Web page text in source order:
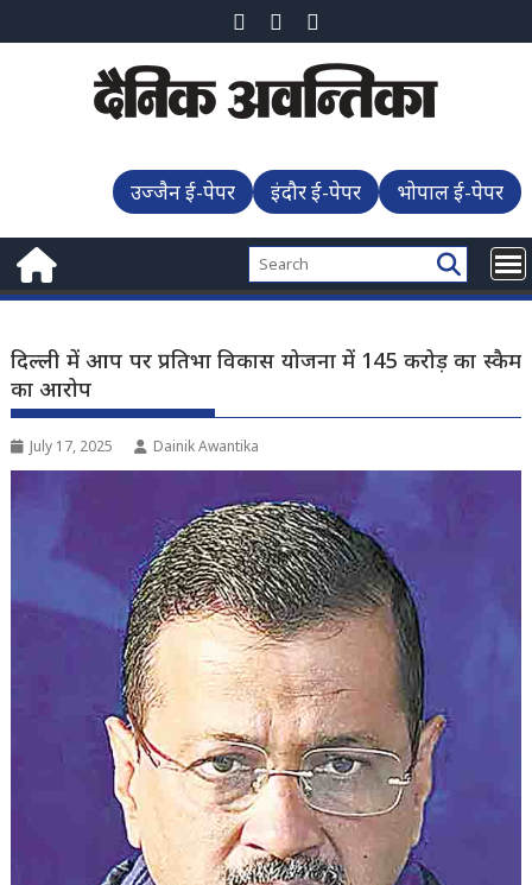
to
उज्जैन ई-पेपर इंदौर ई-पेपर भोपाल ई-पेपर
दिल्ली में आप पर प्रतिभा विकास योजना में 145 करोड़ का स्कैम
का आरोप
July 17, 2025 Dainik Awantika